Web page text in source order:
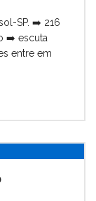
SP. ➡️ 216
➡️ escuta
entre em